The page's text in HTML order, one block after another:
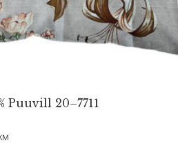
Puuvill 20–7711
8,50 € kuni 15,90 €